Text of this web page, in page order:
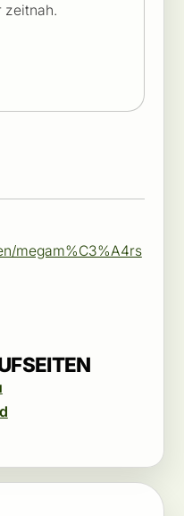
zeitnah.
megam%C3%A4rs